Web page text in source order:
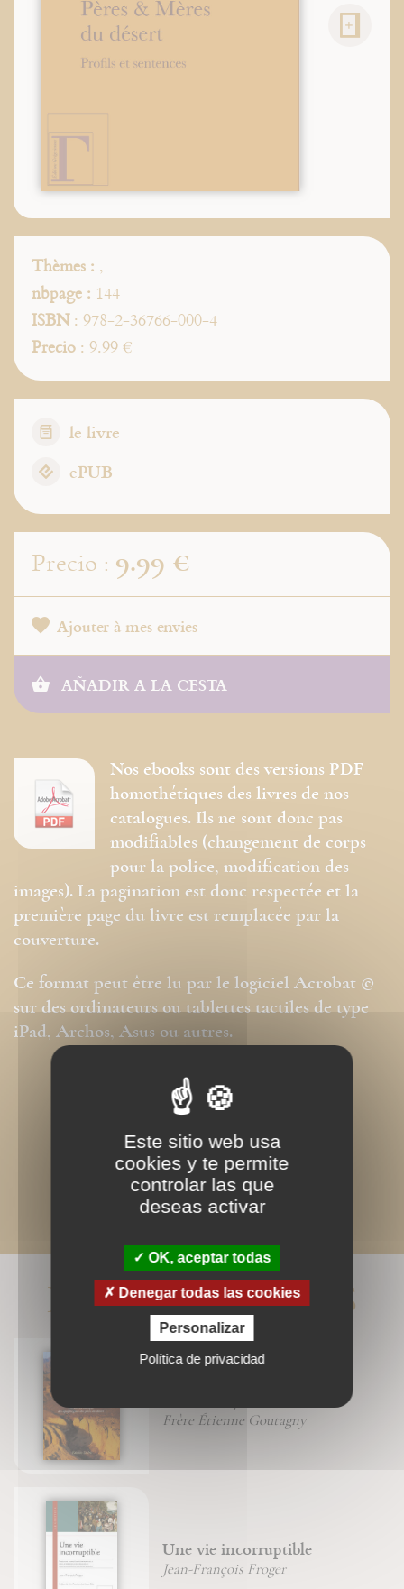
Thèmes : ,
nbpage : 144
ISBN: 978-2-36766-000-4
Precio : 9.99 €
le livre
ePUB
Precio : 9.99 €
Ajouter à mes envies
AÑADIR A LA CESTA
Nos ebooks sont des versions PDF
homothétiques des livres de nos
catalogues. Ils ne sont donc pas
modifiables (changement de corps
pour la police, modification des
images). La pagination est donc respectée et la
première page du livre est remplacée par la
couverture.
Ce format peut être lu par le logiciel Acrobat ©
sur des ordinateurs ou tablettes tactiles de type
iPad, Archos, Asus ou autres.
LIVRES ASSOCIÉS
Frère Étienne Goutagny
Une vie incorruptible
Jean-François Froger
Este sitio web usa
cookies y te permite
controlar las que
deseas activar
OK, aceptar todas
Denegar todas las cookies
Personalizar
Política de privacidad